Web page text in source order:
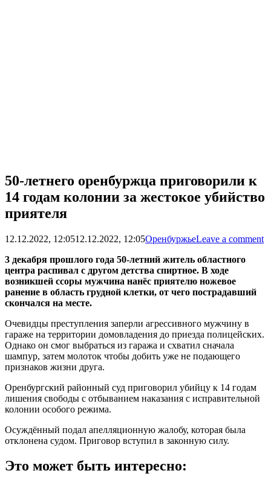
50-летнего оренбуржца приговорили к
14 годам колонии за жестокое убийство
приятеля
12.12.2022, 12:0512.12.2022, 12:05ОренбуржьеLeave a comment
3 декабря прошлого года 50-летний житель областного
центра распивал с другом детства спиртное. В ходе
возникшей ссоры мужчина нанёс приятелю ножевое
ранение в область грудной клетки, от чего пострадавший
скончался на месте.
Очевидцы преступления заперли агрессивного мужчину в
гараже на территории домовладения до приезда полицейских.
Однако он смог выбраться из гаража и схватил сначала
шампур, затем молоток чтобы добить уже не подающего
признаков жизни друга.
Оренбургский районный суд приговорил убийцу к 14 годам
лишения свободы с отбыванием наказания с исправительной
колонии особого режима.
Осуждённый подал апелляционную жалобу, которая была
отклонена судом. Приговор вступил в законную силу.
Это может быть интересно: